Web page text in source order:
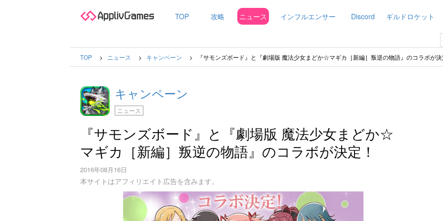
TOP 攻略 ニュース インフルエンサー Discord ギルドロケット
TOP ニュース キャンペーン 『サモンズボード』と『劇場版 魔法少女まどか☆マギカ［新編］叛逆の物語』のコラボが
キャンペーン
ニュース
『サモンズボード』と『劇場版 魔法少女まどか☆
マギカ［新編］叛逆の物語』のコラボが決定！
2016年08月16日
本サイトはアフィリエイト広告を含みます。